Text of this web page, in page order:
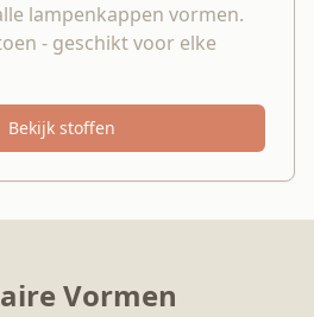
lampenkappen vormen.
- geschikt voor elke
Bekijk stoffen
Vormen